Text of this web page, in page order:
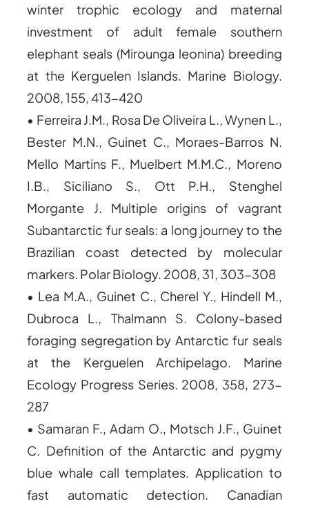
winter trophic ecology and maternal
investment of adult female southern
elephant seals (Mirounga leonina) breeding
at the Kerguelen Islands. Marine Biology.
2008, 155, 413-420
• Ferreira J.M., Rosa De Oliveira L., Wynen L.,
Bester M.N., Guinet C., Moraes-Barros N.
Mello Martins F., Muelbert M.M.C., Moreno
I.B., Siciliano S., Ott P.H., Stenghel
Morgante J. Multiple origins of vagrant
Subantarctic fur seals: a long journey to the
Brazilian coast detected by molecular
markers. Polar Biology. 2008, 31, 303-308
• Lea M.A., Guinet C., Cherel Y., Hindell M.,
Dubroca L., Thalmann S. Colony-based
foraging segregation by Antarctic fur seals
at the Kerguelen Archipelago. Marine
Ecology Progress Series. 2008, 358, 273-
287
• Samaran F., Adam O., Motsch J.F., Guinet
C. Definition of the Antarctic and pygmy
blue whale call templates. Application to
fast automatic detection. Canadian